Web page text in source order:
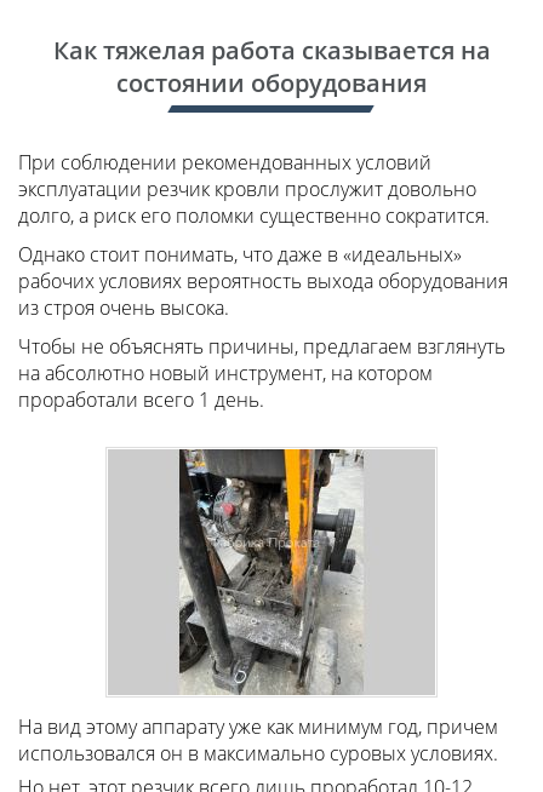
Как тяжелая работа сказывается на
состоянии оборудования
При соблюдении рекомендованных условий
эксплуатации резчик кровли прослужит довольно
долго, а риск его поломки существенно сократится.
Однако стоит понимать, что даже в «идеальных»
рабочих условиях вероятность выхода оборудования
из строя очень высока.
Чтобы не объяснять причины, предлагаем взглянуть
на абсолютно новый инструмент, на котором
проработали всего 1 день.
На вид этому аппарату уже как минимум год, причем
использовался он в максимально суровых условиях.